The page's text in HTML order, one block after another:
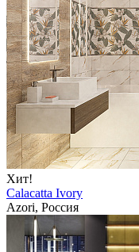
Хит!
Calacatta Ivory
Azori, Россия